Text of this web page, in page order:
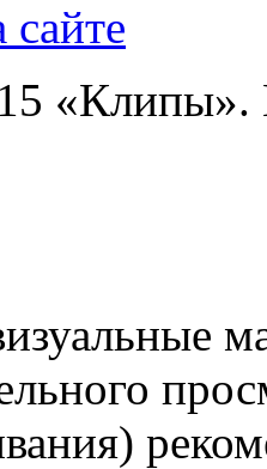
сайте
«Клипы».